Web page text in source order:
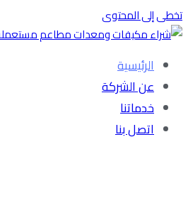
تخطى إلى المحتوى
شراء مكيفات
شركة الطارق
الرئيسية
عن الشركة
خدماتنا
اتصل بنا